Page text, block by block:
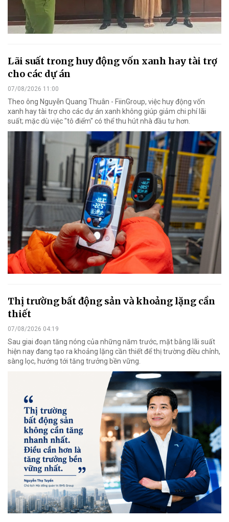
Lãi suất trong huy động vốn xanh hay tài trợ
cho các dự án
07/08/2026 11:00
Theo ông Nguyễn Quang Thuân - FiinGroup, việc huy động vốn
xanh hay tài trợ cho các dự án xanh không giúp giảm chi phí lãi
suất; mặc dù việc "tô điểm" có thể thu hút nhà đầu tư hơn.
Thị trường bất động sản và khoảng lặng cần
thiết
07/08/2026 04:19
Sau giai đoạn tăng nóng của những năm trước, mặt bằng lãi suất
hiện nay đang tạo ra khoảng lặng cần thiết để thị trường điều chỉnh,
sàng lọc, hướng tới tăng trưởng bền vững.